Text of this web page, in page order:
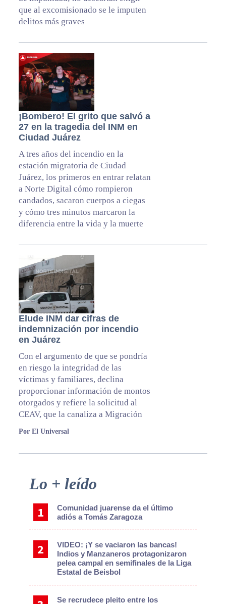
que al excomisionado se le imputen
delitos más graves
¡Bombero! El grito que salvó a
27 en la tragedia del INM en
Ciudad Juárez
A tres años del incendio en la
estación migratoria de Ciudad
Juárez, los primeros en entrar relatan
a Norte Digital cómo rompieron
candados, sacaron cuerpos a ciegas
y cómo tres minutos marcaron la
diferencia entre la vida y la muerte
Elude INM dar cifras de
indemnización por incendio
en Juárez
Con el argumento de que se pondría
en riesgo la integridad de las
víctimas y familiares, declina
proporcionar información de montos
otorgados y refiere la solicitud al
CEAV, que la canaliza a Migración
Por El Universal
Primary
Lo + leído
Comunidad juarense da el último
adiós a Tomás Zaragoza
VIDEO: ¡Y se vaciaron las bancas!
Indios y Manzaneros protagonizaron
pelea campal en semifinales de la Liga
Estatal de Beisbol
Se recrudece pleito entre los